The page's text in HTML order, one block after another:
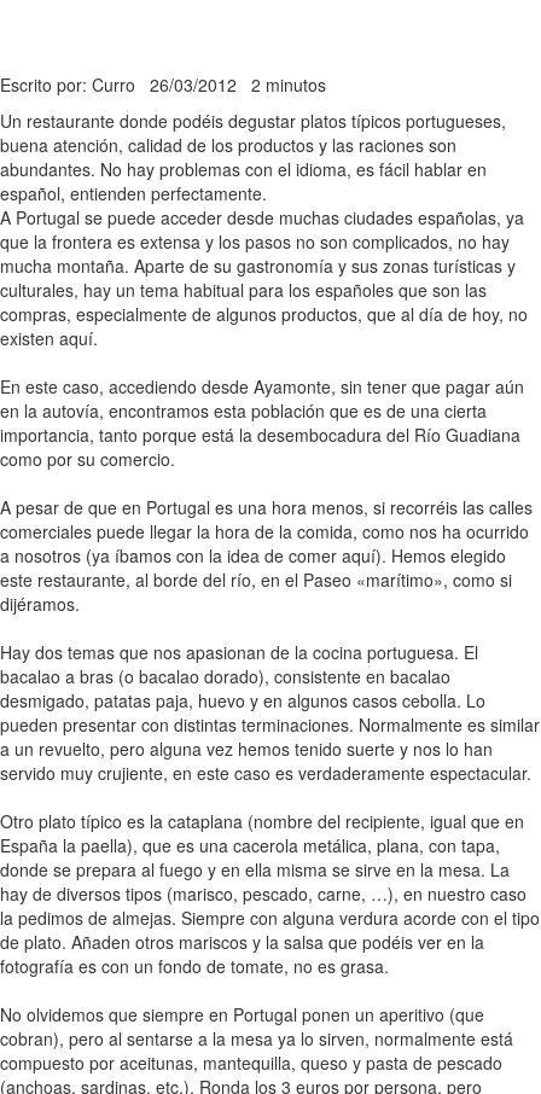
Escrito por: Curro 26/03/2012 2 minutos
Un restaurante donde podéis degustar platos típicos portugueses,
buena atención, calidad de los productos y las raciones son
abundantes. No hay problemas con el idioma, es fácil hablar en
español, entienden perfectamente.
A Portugal se puede acceder desde muchas ciudades españolas, ya
que la frontera es extensa y los pasos no son complicados, no hay
mucha montaña. Aparte de su gastronomía y sus zonas turísticas y
culturales, hay un tema habitual para los españoles que son las
compras, especialmente de algunos productos, que al día de hoy, no
existen aquí.
En este caso, accediendo desde Ayamonte, sin tener que pagar aún
en la autovía, encontramos esta población que es de una cierta
importancia, tanto porque está la desembocadura del Río Guadiana
como por su comercio.
A pesar de que en Portugal es una hora menos, si recorréis las calles
comerciales puede llegar la hora de la comida, como nos ha ocurrido
a nosotros (ya íbamos con la idea de comer aquí). Hemos elegido
este restaurante, al borde del río, en el Paseo «marítimo», como si
dijéramos.
Hay dos temas que nos apasionan de la cocina portuguesa. El
bacalao a bras (o bacalao dorado), consistente en bacalao
desmigado, patatas paja, huevo y en algunos casos cebolla. Lo
pueden presentar con distintas terminaciones. Normalmente es similar
a un revuelto, pero alguna vez hemos tenido suerte y nos lo han
servido muy crujiente, en este caso es verdaderamente espectacular.
Otro plato típico es la cataplana (nombre del recipiente, igual que en
España la paella), que es una cacerola metálica, plana, con tapa,
donde se prepara al fuego y en ella misma se sirve en la mesa. La
hay de diversos tipos (marisco, pescado, carne, …), en nuestro caso
la pedimos de almejas. Siempre con alguna verdura acorde con el tipo
de plato. Añaden otros mariscos y la salsa que podéis ver en la
fotografía es con un fondo de tomate, no es grasa.
No olvidemos que siempre en Portugal ponen un aperitivo (que
cobran), pero al sentarse a la mesa ya lo sirven, normalmente está
compuesto por aceitunas, mantequilla, queso y pasta de pescado
(anchoas, sardinas, etc.). Ronda los 3 euros por persona, pero